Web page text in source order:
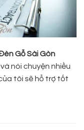
Gỗ Sài Gòn
nói chuyện nhiều
tôi sẽ hỗ trợ tốt